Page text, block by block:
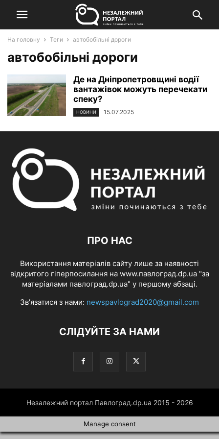
На головну Теги автобобільні дороги
автобобільні дороги
Де на Дніпропетровщині водії
вантажівок можуть перечекати
спеку?
НОВИНИ 15.07.2025
ПРО НАС
Використання матеріалів сайту лише за наявності
відкритого гіперпосилання на www.павлоград.dp.ua "за
матеріалами павлоград.dp.ua" у першому абзаці.
Зв'язатися з нами: newspavlograd2020@gmail.com
СЛІДУЙТЕ ЗА НАМИ
Незалежний портал Павлоград.dp.ua 2015 - 2026
Manage consent